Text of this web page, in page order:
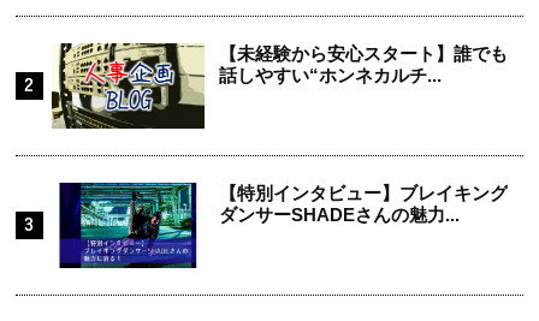
【未経験から安心スタート】誰でも
話しやすい“ホンネカルチ...
【特別インタビュー】ブレイキング
ダンサーSHADEさんの魅力...